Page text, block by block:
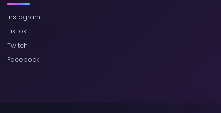
Instagram
TikTok
Twitch
Facebook